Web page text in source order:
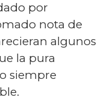
por
nota de
algunos
la pura
siempre